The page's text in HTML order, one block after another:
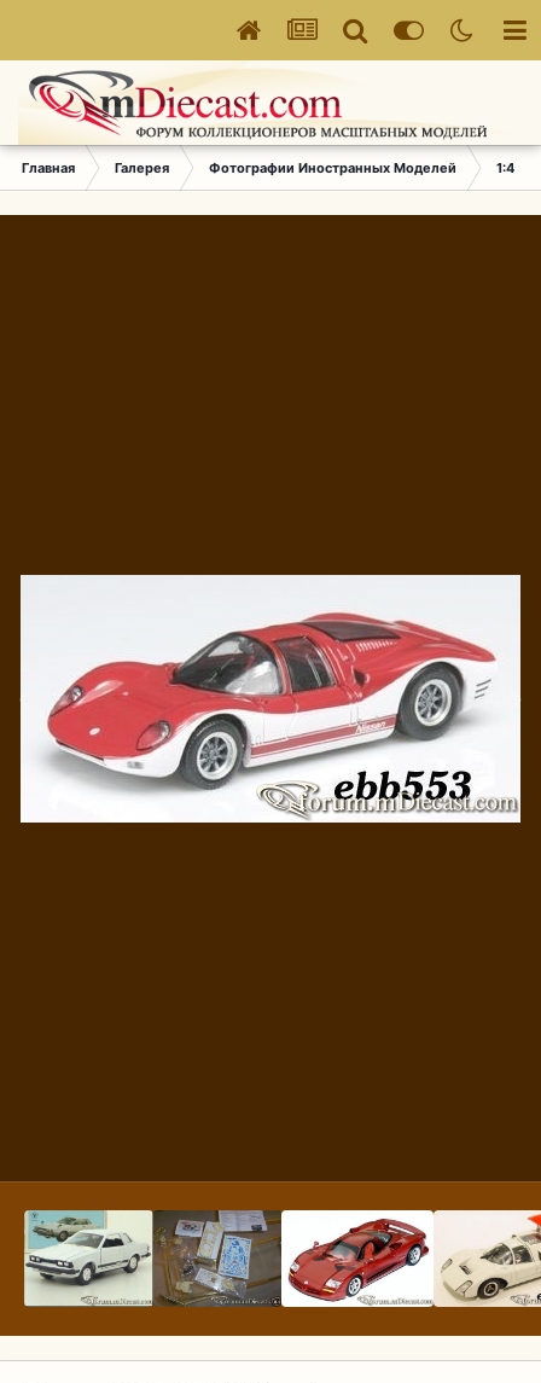
Главная Галерея Фотографии Иностранных Моделей 1:43